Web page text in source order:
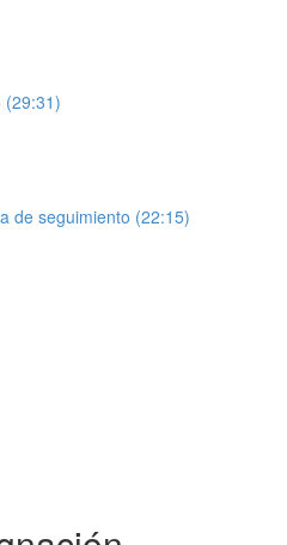
(29:31)
de seguimiento (22:15)